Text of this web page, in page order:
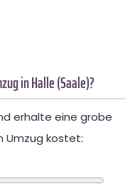
in Halle (Saale)?
erhalte eine grobe
Umzug kostet: